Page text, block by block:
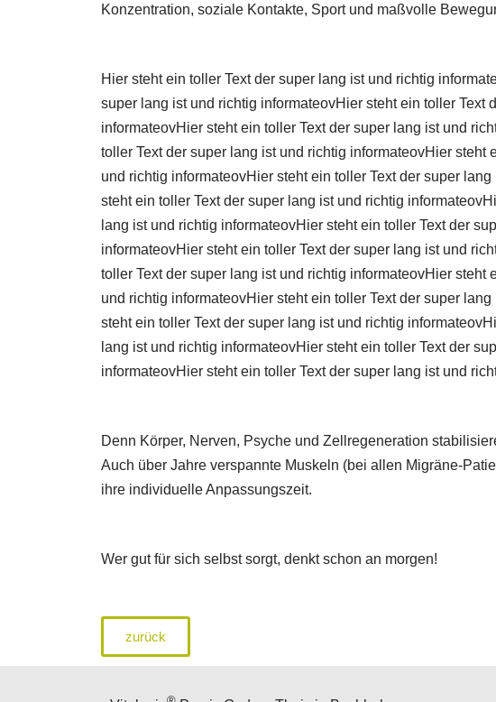
Konzentration, soziale Kontakte, Sport und maßvolle
Hier steht ein toller Text der super lang ist und richtig
super lang ist und richtig informateovHier steht ein toller
informateovHier steht ein toller Text der super lang ist und
toller Text der super lang ist und richtig informateovHier
und richtig informateovHier steht ein toller Text der super
steht ein toller Text der super lang ist und richtig
lang ist und richtig informateovHier steht ein toller Text der
informateovHier steht ein toller Text der super lang ist und
toller Text der super lang ist und richtig informateovHier
und richtig informateovHier steht ein toller Text der super
steht ein toller Text der super lang ist und richtig
lang ist und richtig informateovHier steht ein toller Text der
informateovHier steht ein toller Text der super lang ist und
Denn Körper, Nerven, Psyche und Zellregeneration
Auch über Jahre verspannte Muskeln (bei allen Migräne-
ihre individuelle Anpassungszeit.
Wer gut für sich selbst sorgt, denkt schon an morgen!
zurück